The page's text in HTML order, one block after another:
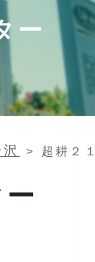
ー
> 超耕２